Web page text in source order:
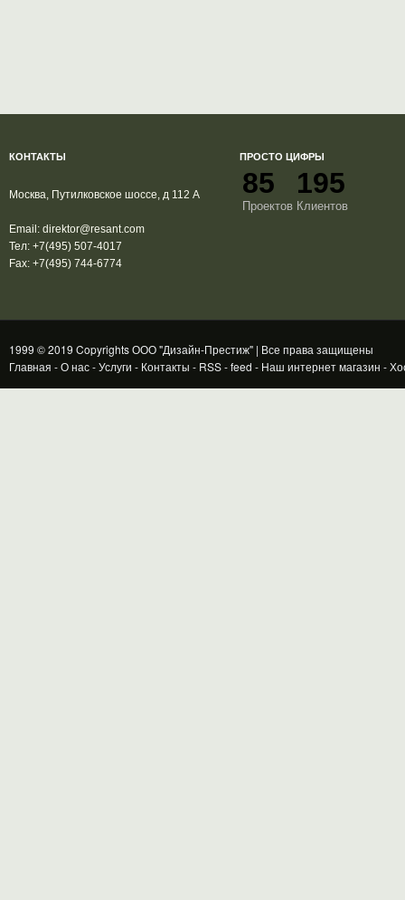
КОНТАКТЫ
Москва, Путилковское шоссе, д 112 А
Email: direktor@resant.com
Тел: +7(495) 507-4017
Fax: +7(495) 744-6774
ПРОСТО ЦИФРЫ
85
Проектов
195
Клиентов
1999 © 2019 Copyrights ООО "Дизайн-Престиж" | Все права защищены
Главная -О нас-Услуги - Контакты - RSS-feed - Наш интернет магазин -